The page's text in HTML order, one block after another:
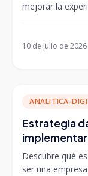
mejorar la
10 de julio de 2026
ANALITICA-
Estrategia
Descubre qué
ser una